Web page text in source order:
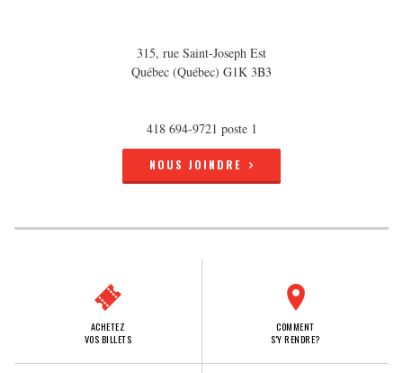
315, rue Saint-Joseph Est
Québec (Québec) G1K 3B3
418 694-9721 poste 1
NOUS JOINDRE
ACHETEZ
VOS BILLETS
COMMENT
S'Y RENDRE?